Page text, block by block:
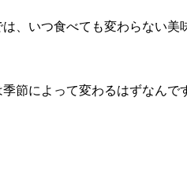
、いつ食べても変わらない美
節によって変わるはずなんで